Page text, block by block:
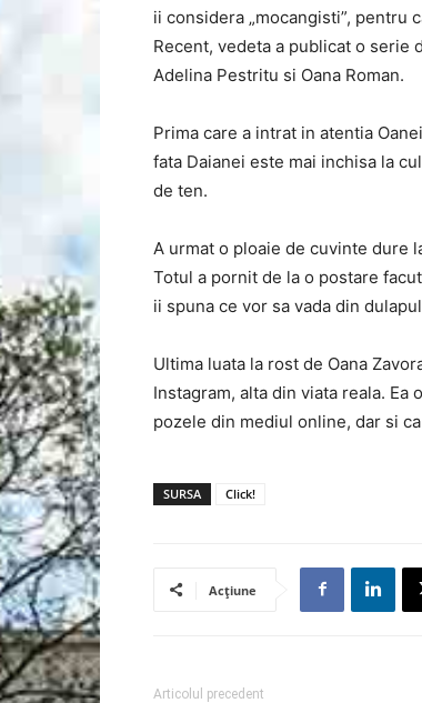
ii considera „mocangisti”,
Recent, vedeta a publicat o serie
Adelina Pestritu si Oana Roman.
Prima care a intrat in atentia
fata Daianei este mai inchisa la
de ten.
A urmat o ploaie de cuvinte dure
Totul a pornit de la o postare
ii spuna ce vor sa vada din
Ultima luata la rost de Oana
Instagram, alta din viata reala. Ea
pozele din mediul online, dar si
SURSA Click!
Acțiune
Articolul precedent